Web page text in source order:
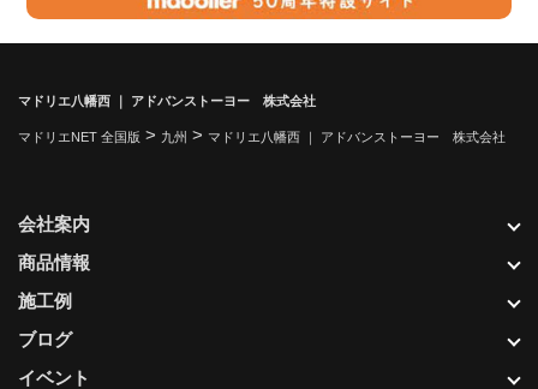
マドリエ八幡西 ｜ アドバンストーヨー 株式会社
マドリエNET 全国版 > 九州 > マドリエ八幡西 ｜ アドバンストーヨー 株式会社
会社案内
商品情報
施工例
ブログ
イベント